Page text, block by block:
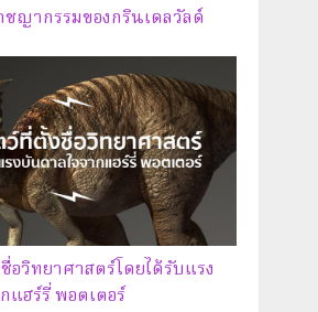
ชญากรรมของกรินเดลวัลด์
อวิทยาศาสตร์โดยได้รับแรง
แฮร์รี่ พอตเตอร์